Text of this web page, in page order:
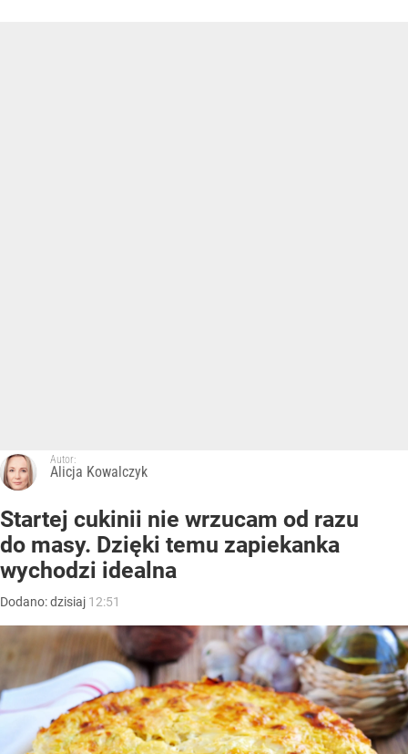
Autor:
Alicja Kowalczyk
Startej cukinii nie wrzucam od razu
do masy. Dzięki temu zapiekanka
wychodzi idealna
Dodano:dzisiaj 12:51